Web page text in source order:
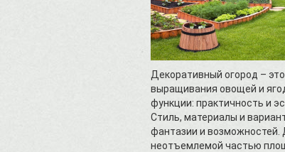
Декоративный огород –
выращивания овощей и
функции: практичность и
Стиль, материалы и
фантазии и возможностей.
неотъемлемой частью